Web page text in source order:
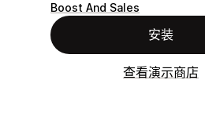
Boost And Sales
安装
查看演示商店